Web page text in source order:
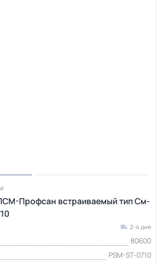
Профсан встраиваемый тип См-
2-4 дня
80600
PSM-ST-0710